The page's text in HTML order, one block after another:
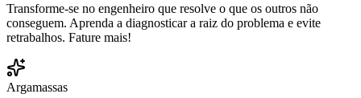
Transforme-se no engenheiro que resolve o que os outros não
conseguem. Aprenda a diagnosticar a raiz do problema e evite
retrabalhos. Fature mais!
Argamassas